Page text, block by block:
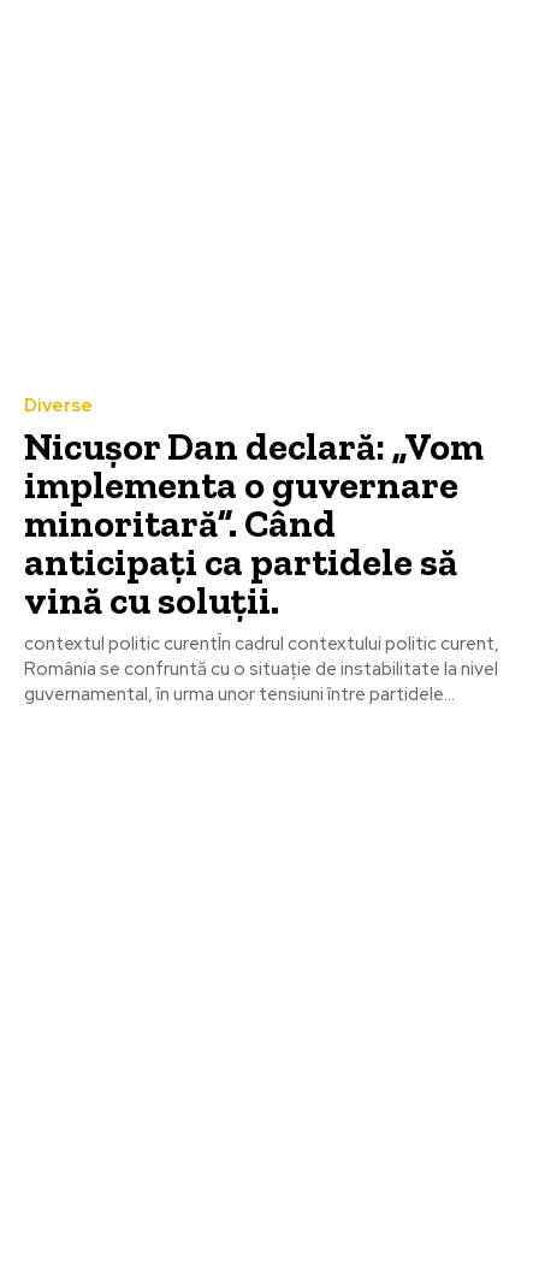
Diverse
Nicușor Dan declară: „Vom
implementa o guvernare
minoritară”. Când
anticipați ca partidele să
vină cu soluții.
contextul politic curentÎn cadrul contextului politic curent,
România se confruntă cu o situație de instabilitate la nivel
guvernamental, în urma unor tensiuni între partidele...